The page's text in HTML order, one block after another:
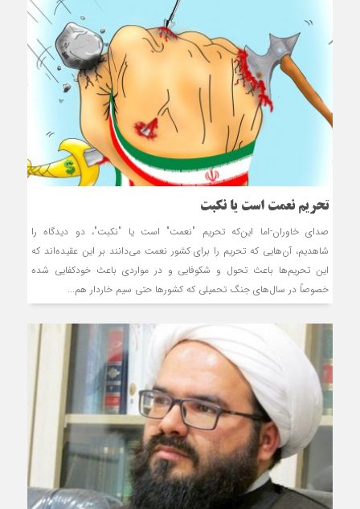
تحریم نعمت است یا نکبت
صدای خاوران-اما این‌که تحریم "نعمت" است یا "نکبت"، دو دیدگاه را
شاهدیم، آن‌هایی که تحریم را برای کشور نعمت می‌دانند بر این عقیده‌اند که
این تحریم‌ها باعث تحول و شکوفایی و در مواردی باعث خودکفایی شده
خصوصاً در سال‌های جنگ تحمیلی که کشورها حتی سیم خاردار هم...